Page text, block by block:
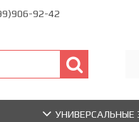
92-42
УНИВЕРСАЛЬНЫЕ